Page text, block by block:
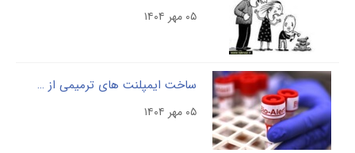
ساخت ایمپلنت های ترمیمی از خون خود بیمار
۰۵ مهر ۱۴۰۴